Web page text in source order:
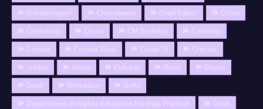
Chhattishgarh
Chhindwara Chief Editor
China
Chitrakoot
Churu CM Birthday
Colombo
Corona
Corona Virus Covid-19
Crecket
cricket
crime Cultural Datia
Dausa
Dehli
Dehradun
Delhi
Department of Higher Education Madhya Pradesh
Desh